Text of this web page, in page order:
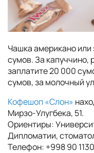
Чашка американо или
сумов. За капуччино,
заплатите 20 000
сумов, за молочный
Кофешоп «Слон»
Мирзо-Улугбека, 51.
Ориентиры:
Дипломатии,
Телефон: +998 90